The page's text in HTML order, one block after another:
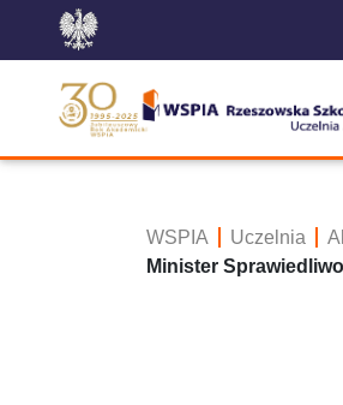
WSPIA Uczelnia
Minister